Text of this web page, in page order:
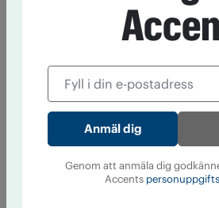
Genom att anmäla dig
Accents